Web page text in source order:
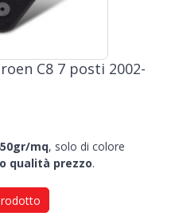
C8 7 posti 2002-
mq, solo di colore
qualità prezzo.